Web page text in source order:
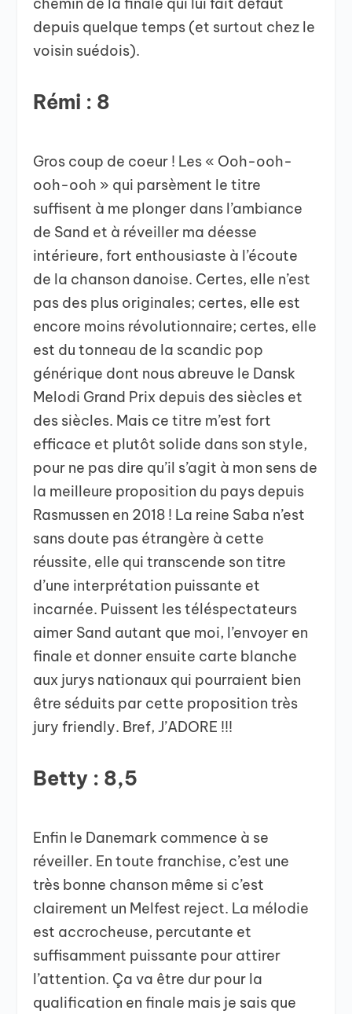
chemin de la finale qui lui fait défaut
depuis quelque temps (et surtout chez le
voisin suédois).
Rémi : 8
Gros coup de coeur ! Les « Ooh-ooh-
ooh-ooh » qui parsèment le titre
suffisent à me plonger dans l’ambiance
de Sand et à réveiller ma déesse
intérieure, fort enthousiaste à l’écoute
de la chanson danoise. Certes, elle n’est
pas des plus originales; certes, elle est
encore moins révolutionnaire; certes, elle
est du tonneau de la scandic pop
générique dont nous abreuve le Dansk
Melodi Grand Prix depuis des siècles et
des siècles. Mais ce titre m’est fort
efficace et plutôt solide dans son style,
pour ne pas dire qu’il s’agit à mon sens de
la meilleure proposition du pays depuis
Rasmussen en 2018 ! La reine Saba n’est
sans doute pas étrangère à cette
réussite, elle qui transcende son titre
d’une interprétation puissante et
incarnée. Puissent les téléspectateurs
aimer Sand autant que moi, l’envoyer en
finale et donner ensuite carte blanche
aux jurys nationaux qui pourraient bien
être séduits par cette proposition très
jury friendly. Bref, J’ADORE !!!
Betty : 8,5
Enfin le Danemark commence à se
réveiller. En toute franchise, c’est une
très bonne chanson même si c’est
clairement un Melfest reject. La mélodie
est accrocheuse, percutante et
suffisamment puissante pour attirer
l’attention. Ça va être dur pour la
qualification en finale mais je sais que